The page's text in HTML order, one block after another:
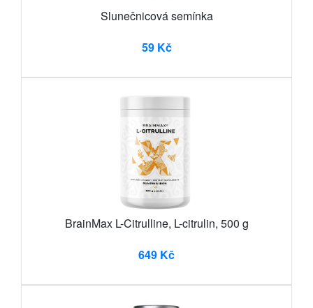
Slunečnicová semínka
59 Kč
BrainMax L-Citrulline, L-citrulin, 500 g
649 Kč